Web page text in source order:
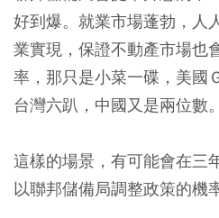
好到爆。就業市場蓬勃，人
業實現，保證不動產市場也
率，那只是小菜一碟，美國
台灣六趴，中國又是兩位數。
這樣的場景，有可能會在三
以聯邦儲備局調整政策的機